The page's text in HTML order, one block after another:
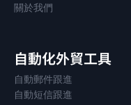
關於我們
自動化外貿工具
自動郵件跟進
自動短信跟進